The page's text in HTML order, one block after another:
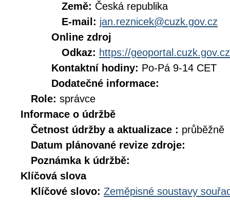
Země: Česká republika
E-mail: jan.reznicek@cuzk.gov.cz
Online zdroj
Odkaz: https://geoportal.cuzk.gov.cz
Kontaktní hodiny: Po-Pá 9-14 CET
Dodatečné informace:
Role: správce
Informace o údržbě
Četnost údržby a aktualizace : průběžně
Datum plánované revize zdroje:
Poznámka k údržbě:
Klíčová slova
Klíčové slovo: Zeměpisné soustavy